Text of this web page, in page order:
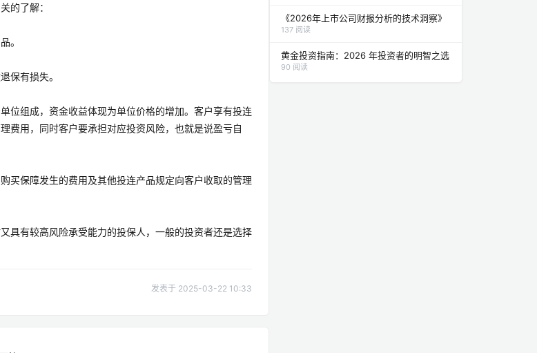
的了解：
。
保有损失。
位组成，资金收益体现为单位价格的增加。客户享有投连
费用，同时客户要承担对应投资风险，也就是说盈亏自
买保障发生的费用及其他投连产品规定向客户收取的管理
具有较高风险承受能力的投保人，一般的投资者还是选择
发表于 2025-03-22 10:33
《2026年上市公司财报分析的技术洞察》
137 阅读
黄金投资指南：2026 年投资者的明智之选
90 阅读